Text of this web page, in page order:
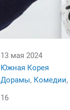
13 мая 2024
Южная Корея
Дорамы, Комедии,
16